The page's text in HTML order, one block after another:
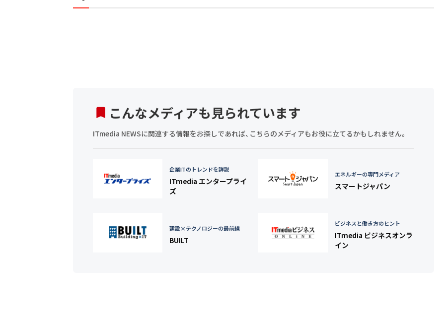
こんなメディアも見られています
ITmedia NEWSに関連する情報をお探しであれば、こちらのメディアもお役に立てるかもしれません。
企業ITのトレンドを詳説
ITmedia エンタープライ
ズ
エネルギーの専門メディア
スマートジャパン
建設×テクノロジーの最前線
BUILT
ビジネスと働き方のヒント
ITmedia ビジネスオンラ
イン